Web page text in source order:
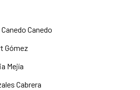
Canedo
Gómez
Mejía
Cabrera